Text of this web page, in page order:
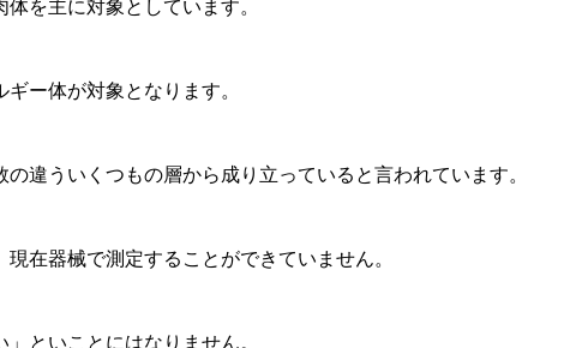
を主に対象としています。
ー体が対象となります。
違ういくつもの層から成り立っていると言われています。
在器械で測定することができていません。
といことにはなりません。